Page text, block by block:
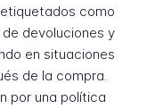
como
devoluciones y
en situaciones
de la compra.
por una política